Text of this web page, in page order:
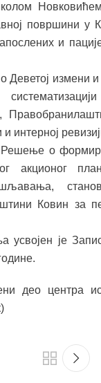
површини у
и
Деветој измени
и интерној
Решење о
акционог
Ковин за
усвојен је
део центра